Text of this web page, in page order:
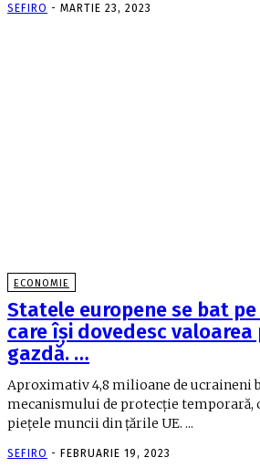
SEFIRO - MARTIE 23, 2023
ECONOMIE
Statele europene se bat
care îşi dovedesc
gazdă. …
Aproximativ 4,8 milioane de ucraineni
mecanismului de protecţie temporară,
pieţele muncii din ţările UE. ...
SEFIRO - FEBRUARIE 19, 2023